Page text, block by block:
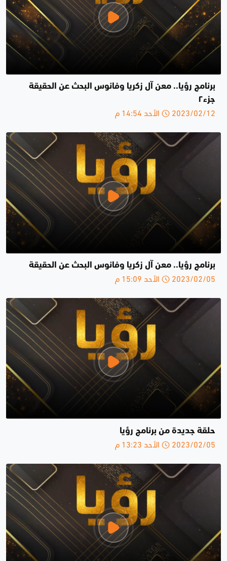
برنامج رؤيا.. معن آل زكريا وفانوس البحث عن الحقيقة
جزء٢
2023/02/12 الأحد 14:54 م
برنامج رؤيا.. معن آل زكريا وفانوس البحث عن الحقيقة
2023/02/05 الأحد 15:09 م
حلقة جديدة من برنامج رؤيا
2023/02/05 الأحد 13:23 م